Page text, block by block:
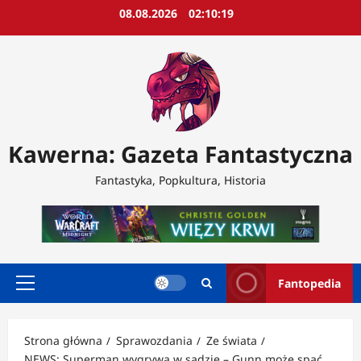
08.08.2026 02:10:21
Kawerna: Gazeta Fantastyczna
Fantastyka, Popkultura, Historia
Menu
Fantopedia
Strona główna Sprawozdania
Ze świata